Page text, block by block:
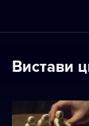
Вистави